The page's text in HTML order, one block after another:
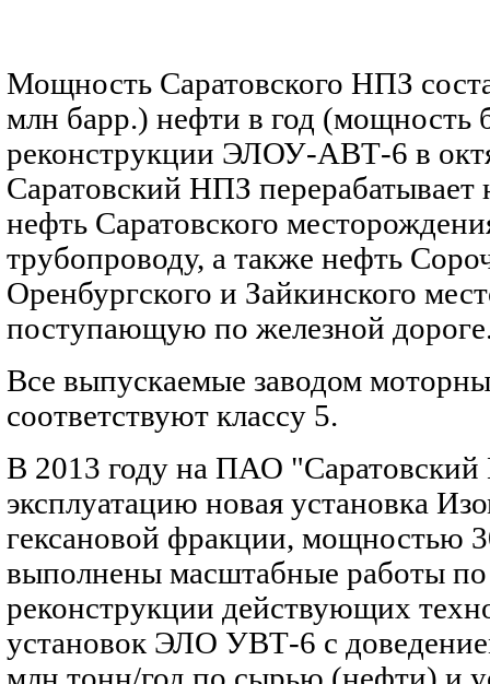
Мощность Саратовского НПЗ
млн барр.) нефти в год (мощность
реконструкции ЭЛОУ-АВТ-6 в
Саратовский НПЗ
нефть Саратовского
трубопроводу, а также нефть
Оренбургского и Зайкинского
поступающую по железной
Все выпускаемые заводом
соответствуют классу 5.
В 2013 году на ПАО
эксплуатацию новая установка
гексановой фракции, мощностью
выполнены масштабные работы
реконструкции действующих
установок ЭЛО УВТ-6 с